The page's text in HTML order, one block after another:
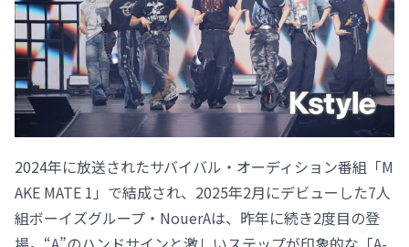
2024年に放送されたサバイバル・オーディション番組「M
AKE MATE 1」で結成され、2025年2月にデビューした7人
組ボーイズグループ・NouerAは、昨年に続き2度目の登